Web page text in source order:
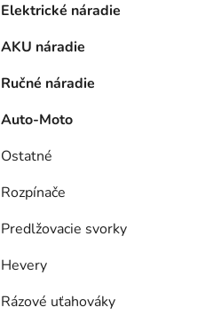
Elektrické náradie
AKU náradie
Ručné náradie
Auto-Moto
Ostatné
Rozpínače
Predlžovacie svorky
Hevery
Rázové uťahováky